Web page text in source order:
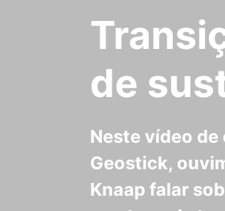
de
Neste vídeo de
Geostick,
Knaap falar